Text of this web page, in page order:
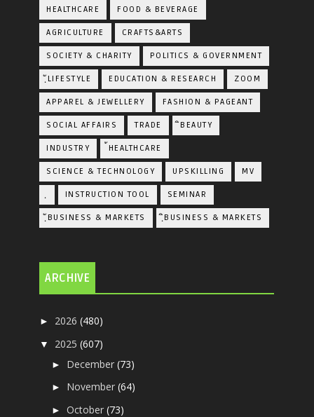
HEALTHCARE FOOD & BEVERAGE
AGRICULTURE CRAFTS&ARTS
SOCIETY & CHARITY POLITICS & GOVERNMENT
ฺัLIFESTYLE EDUCATION & RESEARCH ZOOM
APPAREL & JEWELLERY FASHION & PAGEANT
SOCIAL AFFAIRS TRADE ิBEAUTY
INDUSTRY ้HEALTHCARE
SCIENCE & TECHNOLOGY UPSKILLING MV
INSTRUCTION TOOL SEMINAR
ฺัBUSINESS & MARKETS ฺิBUSINESS & MARKETS
ARCHIVE
► 2026(480)
▼ 2025(607)
► December(73)
► November(64)
►October(73)